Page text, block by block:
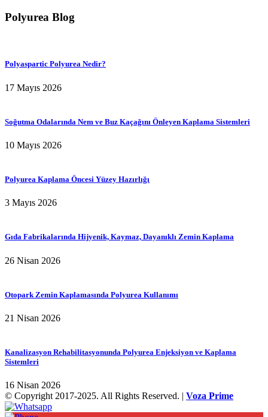
Polyurea Blog
Polyaspartic Polyurea Nedir?
17 Mayıs 2026
Soğutma Odalarında Nem ve Buz Kaçağını Önleyen Kaplama Sistemleri
10 Mayıs 2026
Polyurea Kaplama Öncesi Yüzey Hazırlığı
3 Mayıs 2026
Gıda Fabrikalarında Hijyenik, Kaymaz, Dayanıklı Zemin Kaplama
26 Nisan 2026
Otopark Zemin Kaplamasında Polyurea Kullanımı
21 Nisan 2026
Kanalizasyon Rehabilitasyonunda Polyurea Enjeksiyon ve Kaplama
Sistemleri
16 Nisan 2026
© Copyright 2017-2025. All Rights Reserved. | Voza Prime